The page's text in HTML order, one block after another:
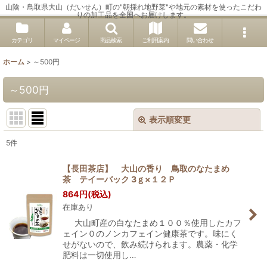
山陰・鳥取県大山（だいせん）町の"朝採れ地野菜"や地元の素材を使ったこだわ
りの加工品を全国へお届けします。
カテゴリ マイページ 商品検索 ご利用案内 問い合わせ
ホーム > ～500円
～500円
表示順変更
絞り込む
5件
【長田茶店】 大山の香り 鳥取のなたまめ
茶 テイーバック 3ｇ×１２Ｐ
864円(税込)
在庫あり
大山町産の白なたまめ１００％使用したカフ
ェイン０のノンカフェイン健康茶です。味にく
せがないので、飲み続けられます。農薬・化学
肥料は一切使用し…